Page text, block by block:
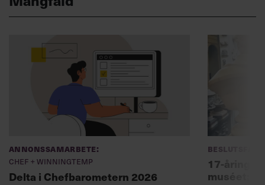
Annonssamarbete:
Chef + Winningtemp
Delta i Chefbarometern 2026
17-åring
muséet: